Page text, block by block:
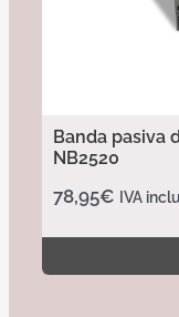
Banda pasiva
NB2520
78,95€ IVA